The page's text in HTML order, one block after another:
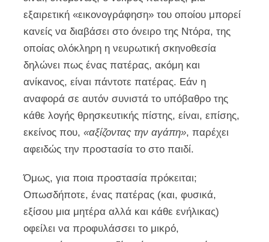
εξαιρετική «εικονογράφηση» του οποίου μπορεί
κανείς να διαβάσει στο όνειρο της Ντόρα, της
οποίας ολόκληρη η νευρωτική σκηνοθεσία
δηλώνει πως ένας πατέρας, ακόμη και
ανίκανος, είναι πάντοτε πατέρας. Εάν η
αναφορά σε αυτόν συνιστά το υπόβαθρο της
κάθε λογής θρησκευτικής πίστης, είναι, επίσης,
εκείνος που,«αξίζοντας την αγάπη», παρέχει
αφειδώς την προστασία το στο παιδί.
Όμως, για ποια προστασία πρόκειται;
Οπωσδήποτε, ένας πατέρας (και, φυσικά,
εξίσου μια μητέρα αλλά και κάθε ενήλικας)
οφείλει να προφυλάσσει το μικρό,